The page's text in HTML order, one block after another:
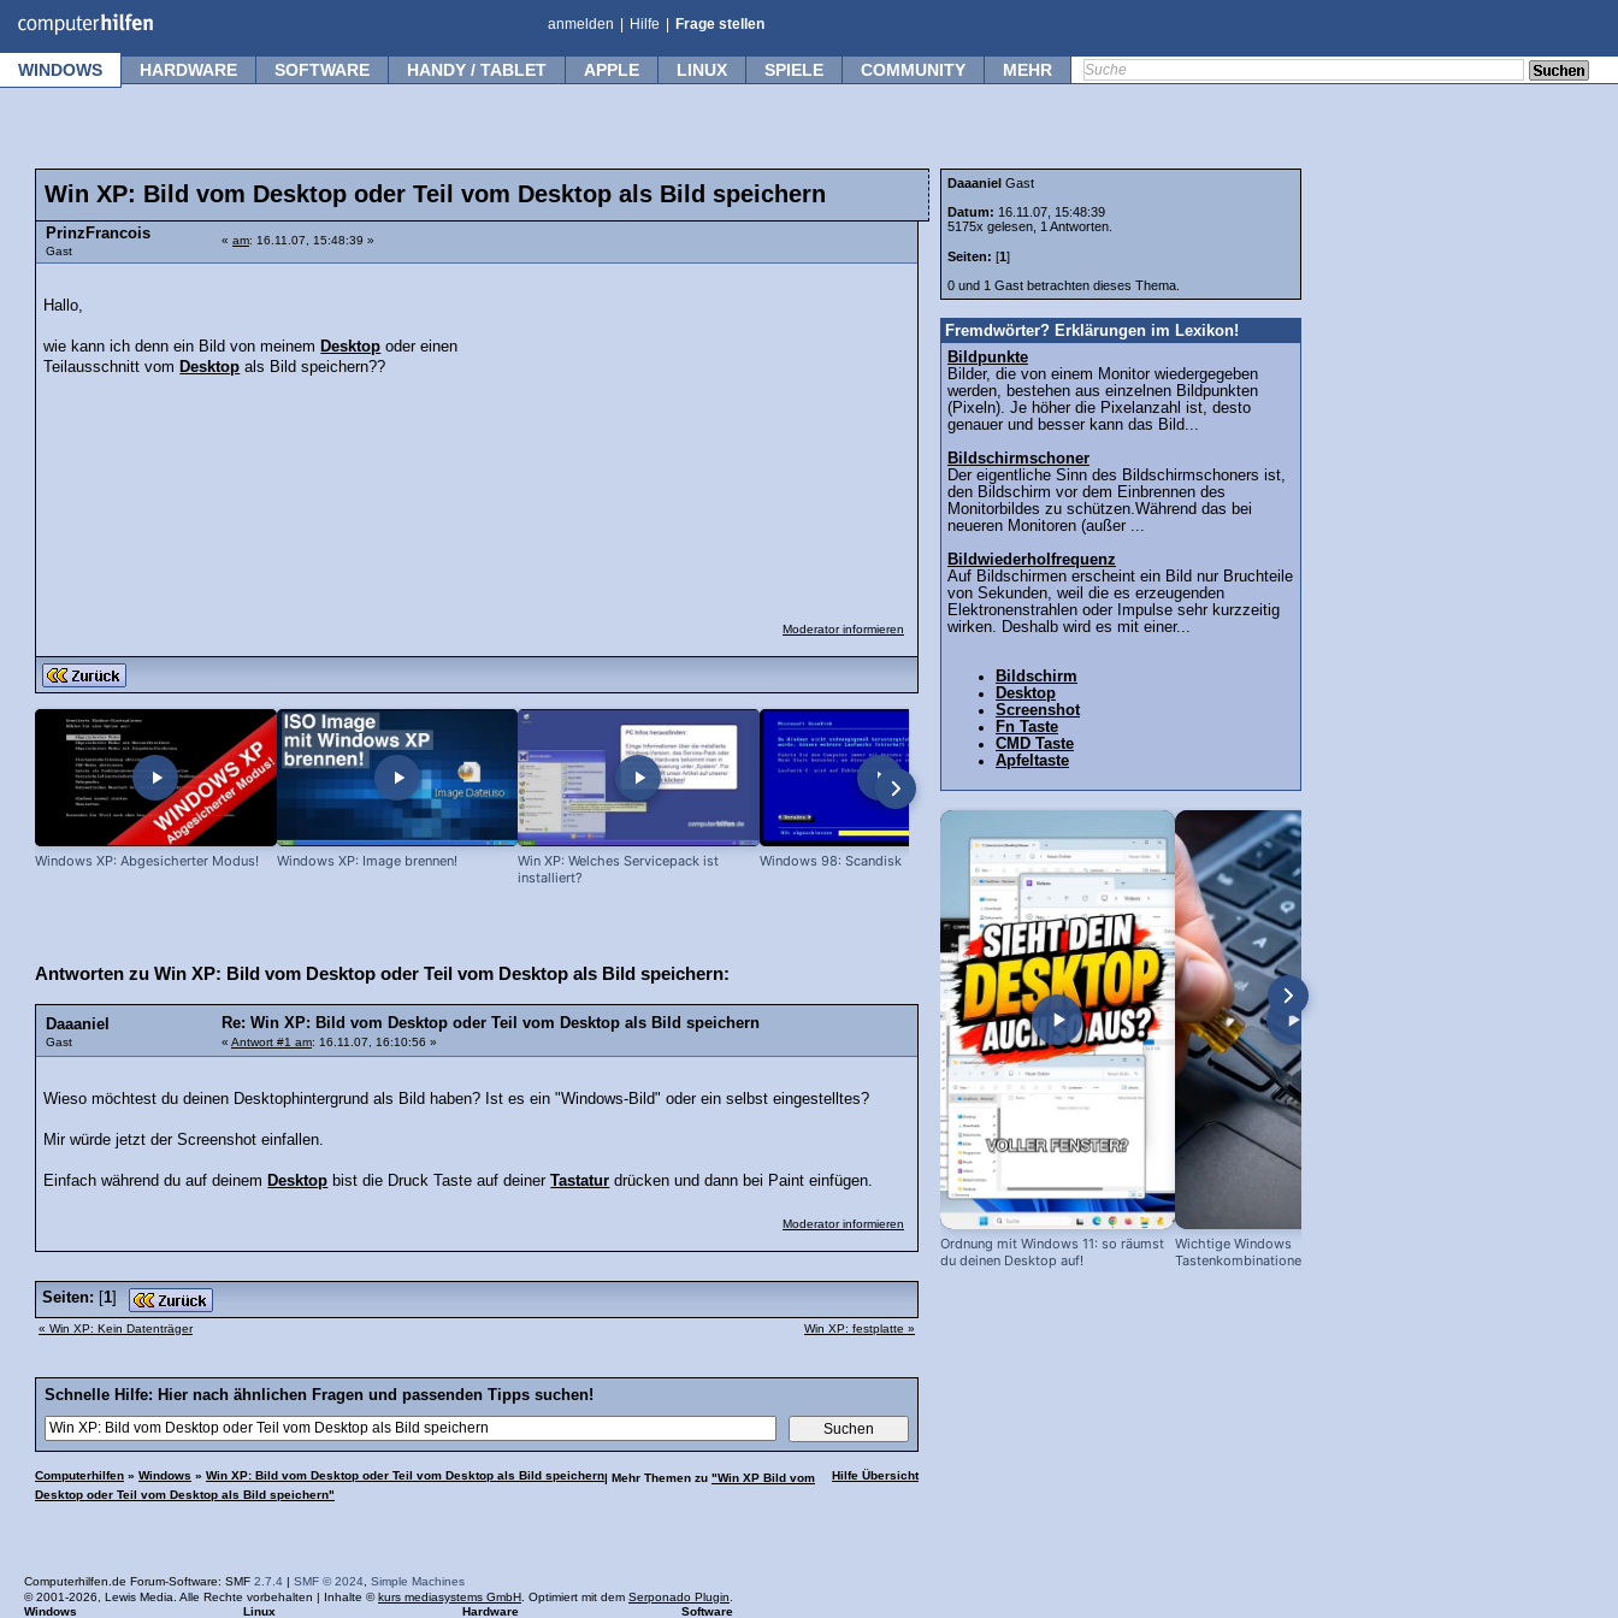
anmelden Hilfe Frage stellen
WINDOWS HARDWARE SOFTWARE HANDY / TABLET APPLE LINUX SPIELE COMMUNITY MEHR
Win XP: Bild vom Desktop oder Teil vom Desktop als Bild speichern
PrinzFrancois
Gast
« am: 16.11.07, 15:48:39 »
Hallo,
wie kann ich denn ein Bild von meinem Desktop oder einen
Teilausschnitt vom Desktop als Bild speichern??
Moderator informieren
Windows XP: Abgesicherter Modus! Windows XP: Image brennen!
Win XP: Welches Servicepack ist
installiert?
Windows 98: Scandisk Windows 98 Boot-Screen
Dateien unter Windows kopieren (Win
XP bis Win 11!)
Antworten zu Win XP: Bild vom Desktop oder Teil vom Desktop als Bild speichern:
Daaaniel
Gast
Re: Win XP: Bild vom Desktop oder Teil vom Desktop als Bild speichern
« Antwort #1 am: 16.11.07, 16:10:56 »
Wieso möchtest du deinen Desktophintergrund als Bild haben? Ist es ein "Windows-Bild" oder ein selbst eingestelltes?
Mir würde jetzt der Screenshot einfallen.
Einfach während du auf deinem Desktop bist die Druck Taste auf deinerTastatur drücken und dann bei Paint einfügen.
Moderator informieren
Seiten: [1]
« Win XP: Kein Datenträger Win XP: festplatte »
Schnelle Hilfe: Hier nach ähnlichen Fragen und passenden Tipps suchen!
Computerhilfen » Windows » Win XP: Bild vom Desktop oder Teil vom Desktop als Bild speichern Hilfe Übersicht
| Mehr Themen zu "Win XP Bild vom
Desktop oder Teil vom Desktop als Bild speichern"
Daaaniel Gast
Datum: 16.11.07, 15:48:39
5175x gelesen, 1 Antworten.
Seiten: [1]
0 und 1 Gast betrachten dieses Thema.
Fremdwörter? Erklärungen im Lexikon!
Bildpunkte
Bilder, die von einem Monitor wiedergegeben
werden, bestehen aus einzelnen Bildpunkten
(Pixeln). Je höher die Pixelanzahl ist, desto
genauer und besser kann das Bild...
Bildschirmschoner
Der eigentliche Sinn des Bildschirmschoners ist,
den Bildschirm vor dem Einbrennen des
Monitorbildes zu schützen.Während das bei
neueren Monitoren (außer ...
Bildwiederholfrequenz
Auf Bildschirmen erscheint ein Bild nur Bruchteile
von Sekunden, weil die es erzeugenden
Elektronenstrahlen oder Impulse sehr kurzzeitig
wirken. Deshalb wird es mit einer...
Bildschirm
Desktop
Screenshot
Fn Taste
CMD Taste
Apfeltaste
Ordnung mit Windows 11: so räumst
du deinen Desktop auf!
Wichtige Windows
Tastenkombinationen zum
Computerhilfen.de Forum-Software: SMF 2.7.4 | SMF © 2024 Simple Machines
© 2001-2026, Lewis Media. Alle Rechte vorbehalten | Inhalte ©kurs mediasystems GmbH . Optimiert mit dem Serponado Plugin
Windows
Linux
Hardware
Software